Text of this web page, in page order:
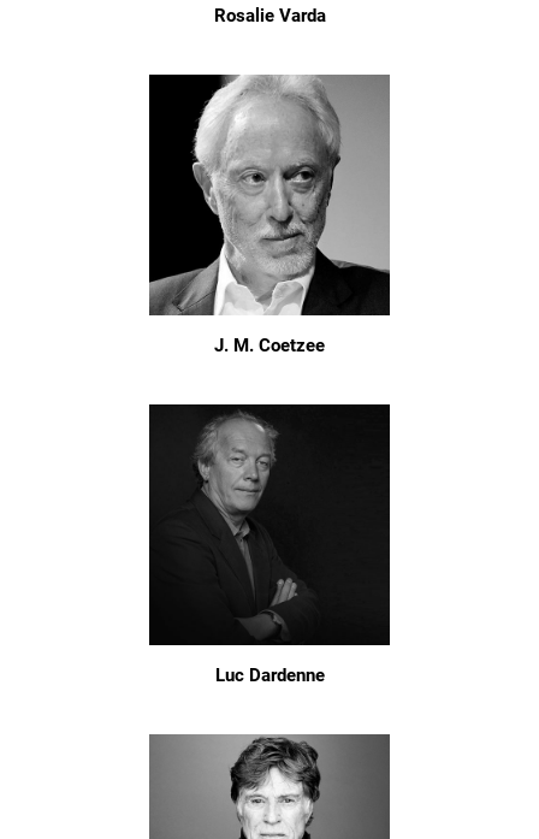
Rosalie Varda
J. M. Coetzee
Luc Dardenne